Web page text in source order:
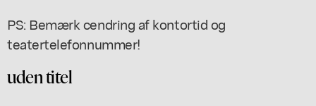
PS: Bemærk cendring af kontortid og
teatertelefonnummer!
uden titel